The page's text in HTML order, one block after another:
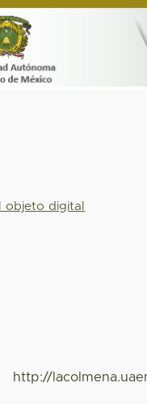
objeto digital
http://